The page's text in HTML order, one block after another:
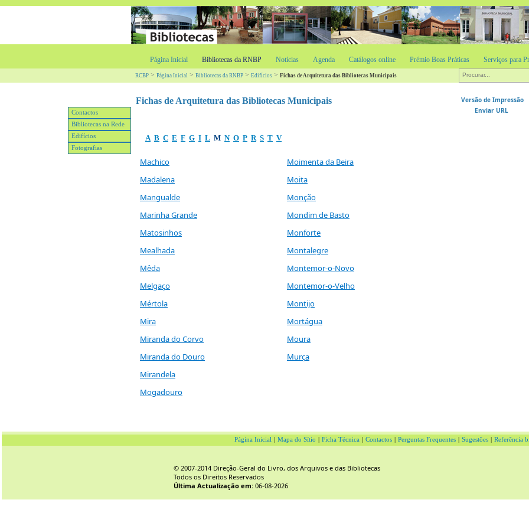
Página Inicial Bibliotecas da RNBP Notícias Agenda Catálogos online Prémio Boas Práticas Serviços para
RCBP > Página Inicial > Bibliotecas da RNBP > Edifícios > Fichas de Arquitetura das Bibliotecas Municipais
Contactos
Bibliotecas na Rede
Edifícios
Fotografias
Fichas de Arquitetura das Bibliotecas Municipais
A B C E F G I L M N O P R S T V
Machico
Madalena
Mangualde
Marinha Grande
Matosinhos
Mealhada
Mêda
Melgaço
Mértola
Mira
Miranda do Corvo
Miranda do Douro
Mirandela
Mogadouro
Moimenta da Beira
Moita
Monção
Mondim de Basto
Monforte
Montalegre
Montemor-o-Novo
Montemor-o-Velho
Montijo
Mortágua
Moura
Murça
Versão de Impressão
Enviar URL
Página Inicial Mapa do Sítio Ficha Técnica Contactos Perguntas Frequentes Sugestões Referência
© 2007-2014 Direção-Geral do Livro, dos Arquivos e das Bibliotecas
Todos os Direitos Reservados
Última Actualização em: 06-08-2026